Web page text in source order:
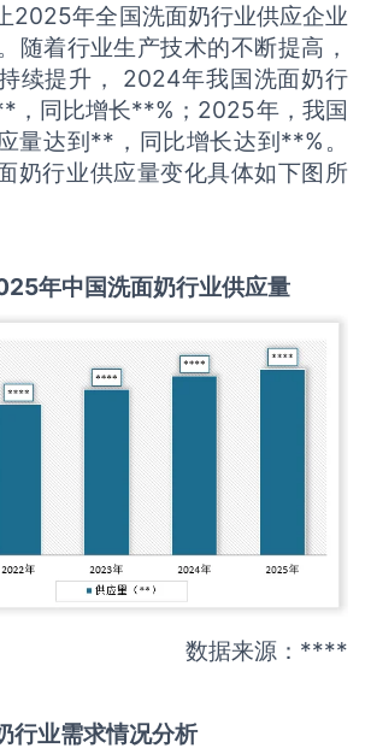
2025年全国洗面奶行业供应企业
随着行业生产技术的不断提高，
续提升， 2024年我国洗面奶行
，同比增长**%；2025年，我国
量达到**，同比增长达到**%。
奶行业供应量变化具体如下图所
年中国洗面奶行业供应量
数据来源：****
行业需求情况分析